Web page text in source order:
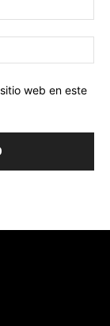
web en este